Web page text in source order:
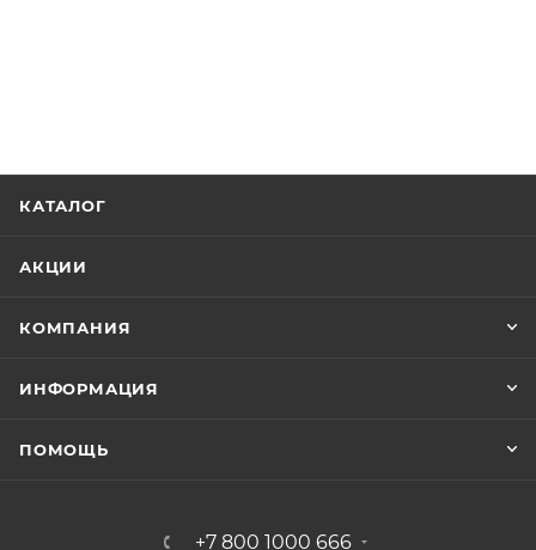
КАТАЛОГ
АКЦИИ
КОМПАНИЯ
ИНФОРМАЦИЯ
ПОМОЩЬ
+7 800 1000 666